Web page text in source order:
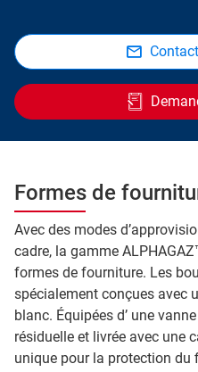
Formes de
Avec des modes
cadre, la gamme
formes de fourniture. Les
spécialement conçues avec
blanc. Équipées d’ une
résiduelle et livrée avec une
unique pour la protection du